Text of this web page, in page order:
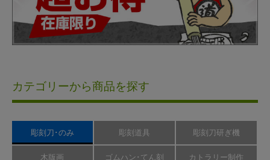
カテゴリーから商品を探す
彫刻刀･のみ 彫刻道具 彫刻刀研ぎ機
木版画 ゴムハン･てん刻 カトラリー制作